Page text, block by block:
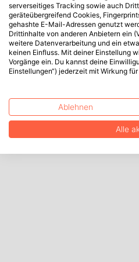
serverseitiges Tracking sowie auch
geräteübergreifend Cookies,
gehashte E-Mail-Adressen genutzt
Drittinhalte von anderen Anbietern ein
weitere Datenverarbeitung und ein
keinen Einfluss. Mit deiner Einstellung
Vorgänge ein. Du kannst deine
Einstellungen“) jederzeit mit Wirkung
Ablehnen
Alle